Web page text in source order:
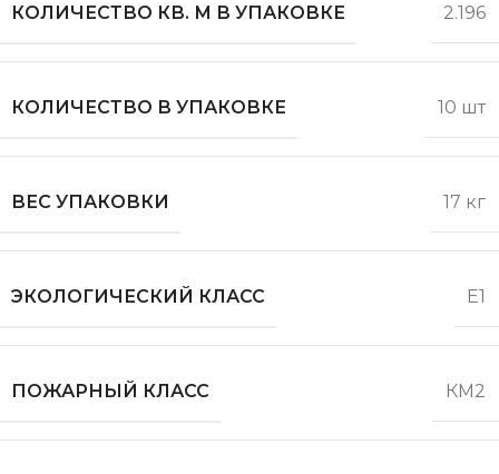
КОЛИЧЕСТВО КВ. М В УПАКОВКЕ 2.196
КОЛИЧЕСТВО В УПАКОВКЕ 10 шт
ВЕС УПАКОВКИ 17 кг
ЭКОЛОГИЧЕСКИЙ КЛАСС Е1
ПОЖАРНЫЙ КЛАСС КМ2